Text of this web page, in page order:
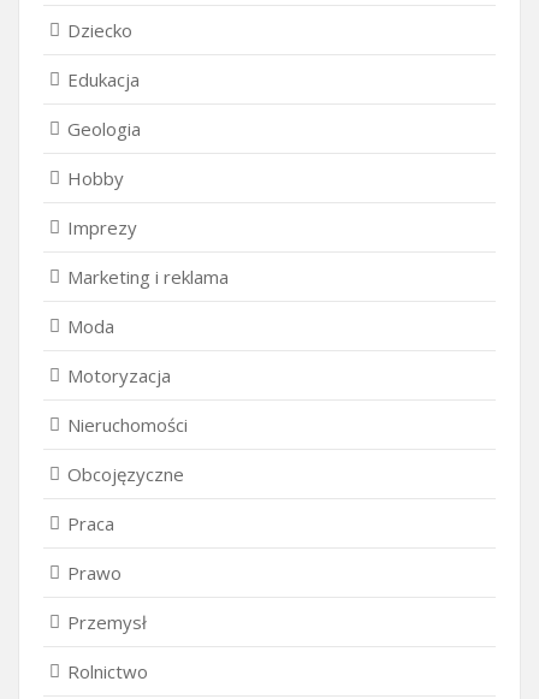
Dziecko
Edukacja
Geologia
Hobby
Imprezy
Marketing i reklama
Moda
Motoryzacja
Nieruchomości
Obcojęzyczne
Praca
Prawo
Przemysł
Rolnictwo